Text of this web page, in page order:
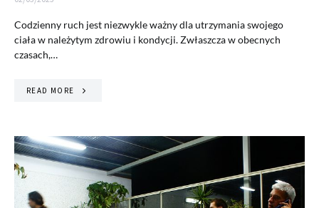
Codzienny ruch jest niezwykle ważny dla utrzymania swojego
ciała w należytym zdrowiu i kondycji. Zwłaszcza w obecnych
czasach,…
READ MORE